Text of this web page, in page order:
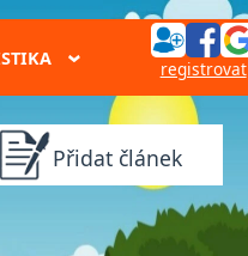
› registrovat
Přidat článek